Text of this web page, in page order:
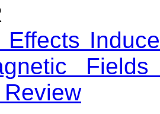
Effects